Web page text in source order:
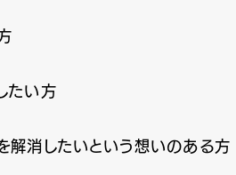
たい方
解消したいという想いのある方